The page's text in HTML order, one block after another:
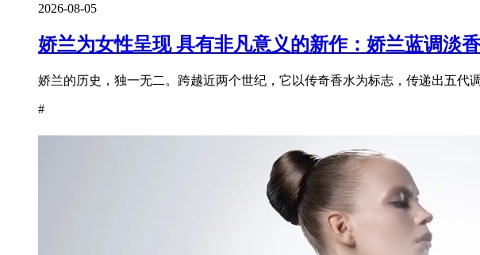
2026-08-05
娇兰为女性呈现 具有非凡意义的新作：娇兰蓝调淡
娇兰的历史，独一无二。跨越近两个世纪，它以传奇香水为标志，传递出五代
#